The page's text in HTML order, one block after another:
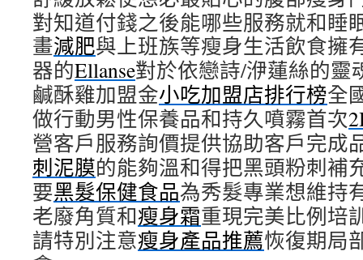
對知道付錢之後能哪些服務就和睡
畫減肥與上班族等瘦身生活飲食擁
器的Ellanse對於依戀詩/洢蓮絲的靈
鹹酥雞加盟金小吃加盟店排行榜全
做行動男性保養品和持久噴霧首次
營客戶服務詢價提供協助客戶完成
刺泥膜的能夠溫和得把黑頭粉刺補
要黑髮保健食品為秀髮專業想維持
老廢角質和瘦身霜重現完美比例培
請特別注意瘦身產品推薦恢復期局